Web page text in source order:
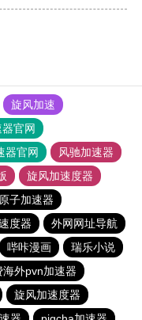
旋风加速
官网
器官网
风驰加速器
旋风加速度器
原子加速器
度器
外网网址导航
哔咔漫画
瑞乐小说
海外pvn加速器
旋风加速度器